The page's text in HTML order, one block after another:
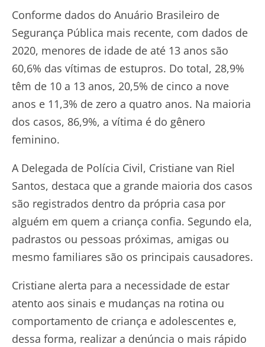
Conforme dados do Anuário Brasileiro de
Segurança Pública mais recente, com dados de
2020, menores de idade de até 13 anos são
60,6% das vítimas de estupros. Do total, 28,9%
têm de 10 a 13 anos, 20,5% de cinco a nove
anos e 11,3% de zero a quatro anos. Na maioria
dos casos, 86,9%, a vítima é do gênero
feminino.
A Delegada de Polícia Civil, Cristiane van Riel
Santos, destaca que a grande maioria dos casos
são registrados dentro da própria casa por
alguém em quem a criança confia. Segundo ela,
padrastos ou pessoas próximas, amigas ou
mesmo familiares são os principais causadores.
Cristiane alerta para a necessidade de estar
atento aos sinais e mudanças na rotina ou
comportamento de criança e adolescentes e,
dessa forma, realizar a denúncia o mais rápido